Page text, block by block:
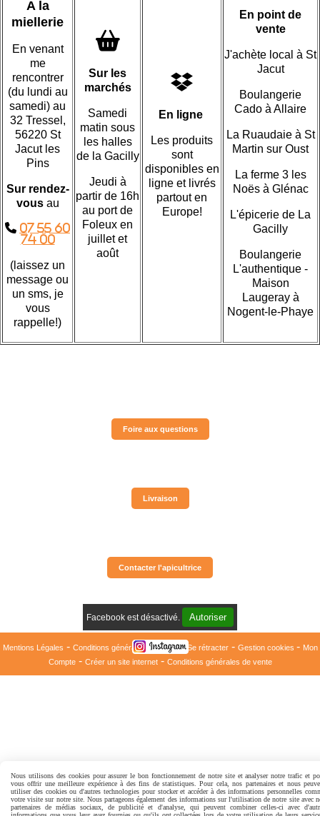
A la
miellerie
En venant
me
rencontrer
(du lundi au
samedi) au
32 Tressel,
56220 St
Jacut les
Pins
Sur rendez-
vousau
 07 55 60
74 00
(laissez un
message ou
un sms, je
vous
rappelle!)

Sur les
marchés
Samedi
matin sous
les halles
de la Gacilly
Jeudi à
partir de 16h
au port de
Foleux en
juillet et
août

En ligne
Les produits
sont
disponibles en
ligne et livrés
partout en
Europe!
En point de
vente
J'achète local à St
Jacut
Boulangerie
Cado à Allaire
La Ruaudaie à St
Martin sur Oust
La ferme 3 les
Noës à Glénac
L'épicerie de La
Gacilly
Boulangerie
L'authentique -
Maison
Laugeray à
Nogent-le-Phaye
Foire aux questions
Livraison
Contacter l'apicultrice
Facebook est désactivé. Autoriser
Mentions Légales Conditions générales de vente Se rétracter Gestion cookies
Mon
Compte
Créer un site internet Conditions générales de vente
Nous utilisons des cookies pour assurer le bon fonctionnement de notre site et analyser notre trafic et
vous offrir une meilleure expérience à des fins de statistiques. Pour cela, nos partenaires et nous
utiliser des cookies ou d'autres technologies pour stocker et accéder à des informations personnelles
votre visite sur notre site. Nous partageons également des informations sur l'utilisation de notre site avec
partenaires de médias sociaux, de publicité et d'analyse, qui peuvent combiner celles-ci avec